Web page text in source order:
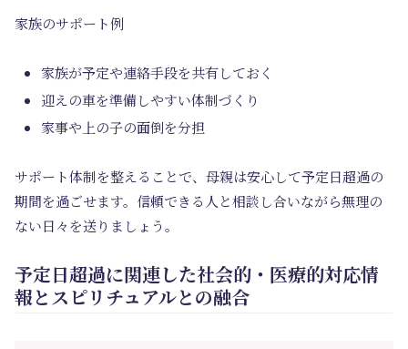
家族のサポート例
家族が予定や連絡手段を共有しておく
迎えの車を準備しやすい体制づくり
家事や上の子の面倒を分担
サポート体制を整えることで、母親は安心して予定日超過の
期間を過ごせます。信頼できる人と相談し合いながら無理の
ない日々を送りましょう。
予定日超過に関連した社会的・医療的対応情
報とスピリチュアルとの融合